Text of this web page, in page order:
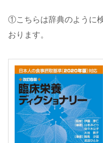
①こちらは辞典のように
おります。